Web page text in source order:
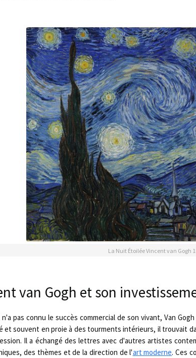
La Nuit Étoilée Vincent van Gogh
van Gogh et son
n'a pas connu le succès commercial de son vivant, Van
et souvent en proie à des tourments intérieurs, il trouvait
Il a échangé des lettres avec d'autres artistes
des thèmes et de la direction de l'art moderne. Ces